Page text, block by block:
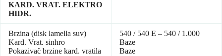
KARD. VRAT. ELEKTRO
HIDR.
Brzina (disk lamella suv)
Kard. Vrat. sinhro
Pokazivač brzine kard. vratila
540 / 540 E – 540 / 1.000
Baze
Baze